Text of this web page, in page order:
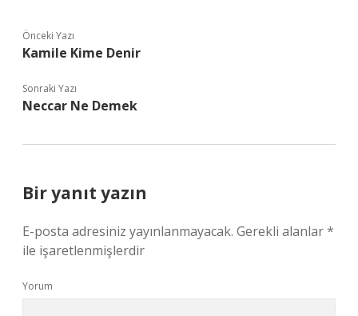
Önceki Yazı
Kamile Kime Denir
Sonraki Yazı
Neccar Ne Demek
Bir yanıt yazın
E-posta adresiniz yayınlanmayacak. Gerekli alanlar*
ile işaretlenmişlerdir
Yorum